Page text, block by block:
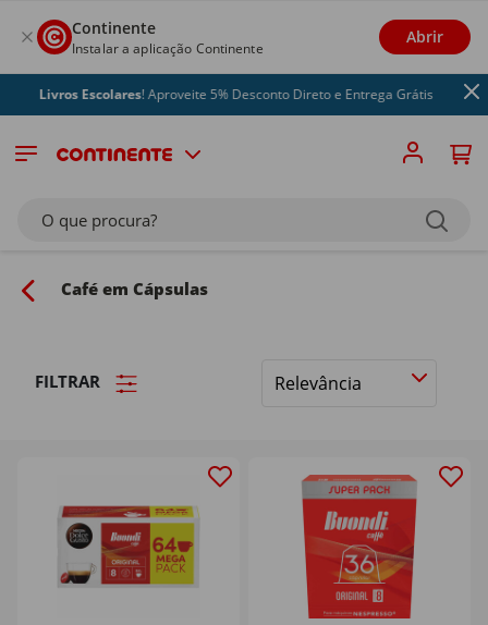
Continente
Instalar a aplicação Continente
Abrir
Escolares! Aproveite 5% Desconto Direto e Entrega Grátis
O que procura?
Café em Cápsulas
FILTRAR
Ordenar